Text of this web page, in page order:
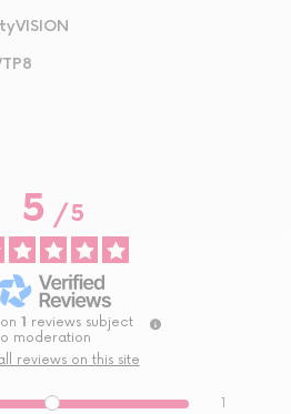
5 / 5
1 reviews subject
moderation
reviews on this site
1